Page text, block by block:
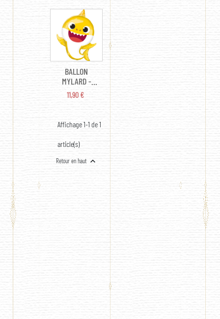
BALLON
MYLARD -
BABY SHARK
(66CM) - H
PRIX
11,90 €
Affichage 1-1 de 1
article(s)
Retour en haut 